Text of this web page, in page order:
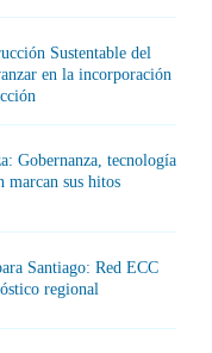
Sustentable del
en la incorporación
Gobernanza, tecnología
marcan sus hitos
Santiago: Red ECC
regional